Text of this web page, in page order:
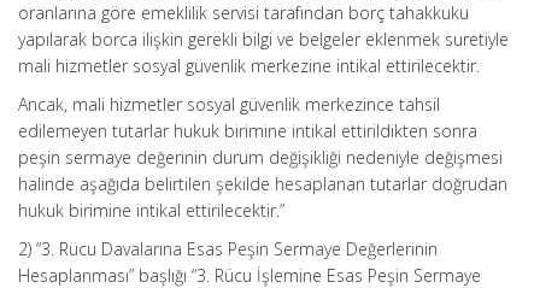
oranlarına göre emeklilik servisi tarafından borç tahakkuku
yapılarak borca ilişkin gerekli bilgi ve belgeler eklenmek suretiyle
mali hizmetler sosyal güvenlik merkezine intikal ettirilecektir.
Ancak, mali hizmetler sosyal güvenlik merkezince tahsil
edilemeyen tutarlar hukuk birimine intikal ettirildikten sonra
peşin sermaye değerinin durum değişikliği nedeniyle değişmesi
halinde aşağıda belirtilen şekilde hesaplanan tutarlar doğrudan
hukuk birimine intikal ettirilecektir.”
2) “3. Rücu Davalarına Esas Peşin Sermaye Değerlerinin
Hesaplanması” başlığı “3. Rücu İşlemine Esas Peşin Sermaye